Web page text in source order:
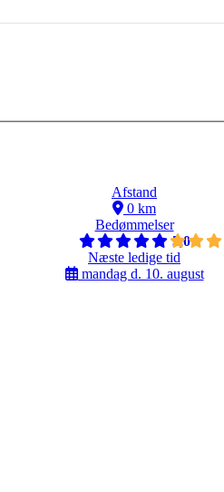
Afstand
0 km
Bedømmelser
5,0
Næste ledige tid
mandag d. 10. august